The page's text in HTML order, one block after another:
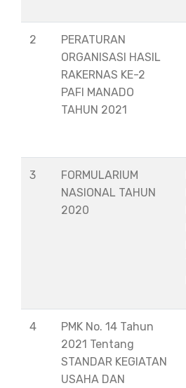
2
PERATURAN
ORGANISASI HASIL
RAKERNAS KE-2
PAFI MANADO
TAHUN 2021
3
FORMULARIUM
NASIONAL TAHUN
2020
4
PMK No. 14 Tahun
2021 Tentang
STANDAR KEGIATAN
USAHA DAN